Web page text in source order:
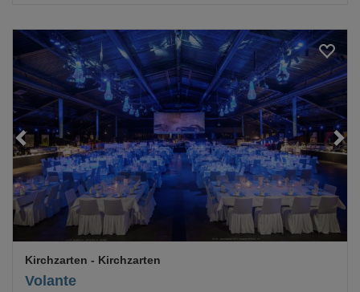
Loading...
Volante
Kirchzarten - Kirchzarten